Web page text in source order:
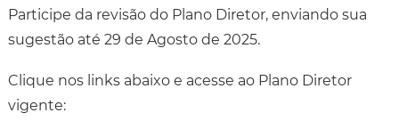
Participe da revisão do Plano Diretor, enviando sua
sugestão até 29 de Agosto de 2025.
Clique nos links abaixo e acesse ao Plano Diretor
vigente: